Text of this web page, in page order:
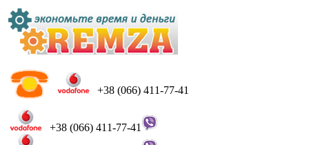
+38 (066) 411-77-41
+38 (066) 411-77-41